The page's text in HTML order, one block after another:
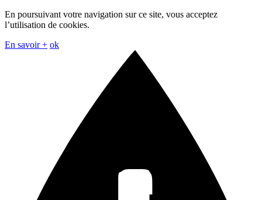
En poursuivant votre navigation sur ce site, vous acceptez
l’utilisation de cookies.
En savoir + ok